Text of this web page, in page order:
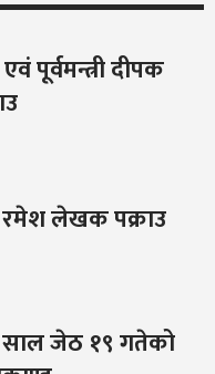
पूर्वमन्त्री दीपक
रमेश लेखक पक्राउ
जेठ १९ गतेको